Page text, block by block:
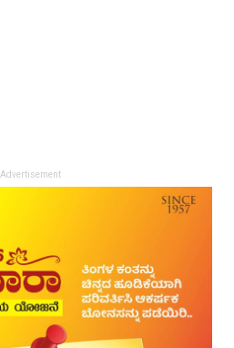
Advertisement